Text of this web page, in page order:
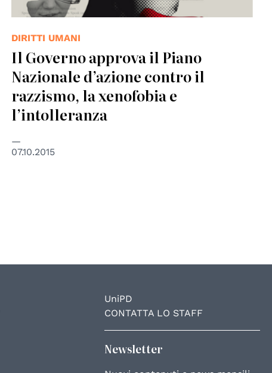
DIRITTI UMANI
Il Governo approva il Piano
Nazionale d’azione contro il
razzismo, la xenofobia e
l’intolleranza
07.10.2015
UniPD
CONTATTA LO STAFF
Newsletter